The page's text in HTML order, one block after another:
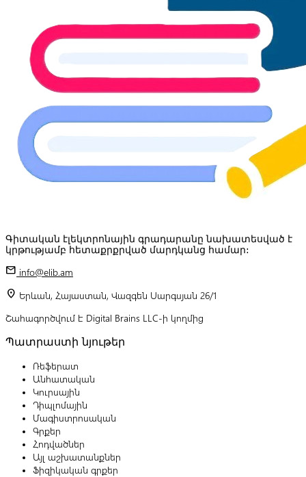
Գիտական էլեկտրոնային գրադարանը նախատեսված է
կրթությամբ հետաքրքրված մարդկանց համար:
mail info@elib.am
location_on Երևան, Հայաստան, Վազգեն Սարգսյան 26/1
Շահագործվում է Digital Brains LLC-ի կողմից
Պատրաստի նյութեր
Ռեֆերատ
Անհատական
Կուրսային
Դիպլոմային
Մագիստրոսական
Գրքեր
Հոդվածներ
Այլ աշխատանքներ
Ֆիզիկական գրքեր